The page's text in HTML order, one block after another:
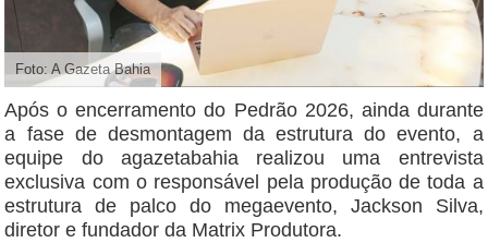
Foto: A Gazeta Bahia
Após o encerramento do Pedrão 2026, ainda durante
a fase de desmontagem da estrutura do evento, a
equipe do agazetabahia realizou uma entrevista
exclusiva com o responsável pela produção de toda a
estrutura de palco do megaevento, Jackson Silva,
diretor e fundador da Matrix Produtora.